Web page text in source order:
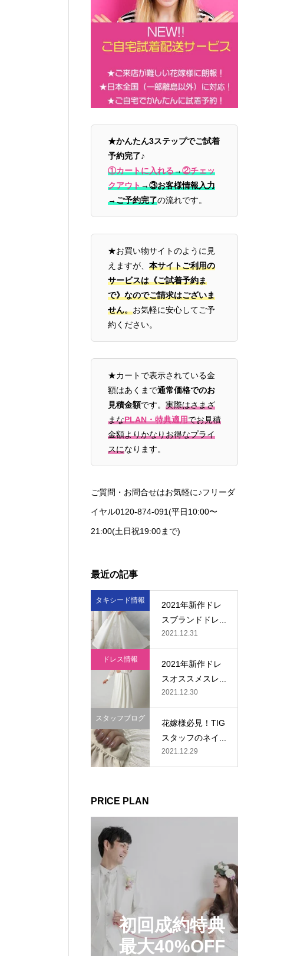
★かんたん3ステップでご試着
予約完了♪
①カートに入れる→②チェッ
クアウト→③お客様情報入力
→ご予約完了の流れです。
★お買い物サイトのように見
えますが、 本サイトご利用の
サービスは《ご試着予約ま
で》なのでご請求はございま
せん。お気軽に安心してご予
約ください。
★カートで表示されている金
額はあくまで通常価格でのお
見積金額です。 実際はさまざ
まなPLAN・特典適用でお見積
金額よりかなりお得なプライ
スになります。
ご質問・お問合せはお気軽に♪フリーダ
イヤル0120-874-091(平日10:00〜
21:00(土日祝19:00まで)
最近の記事
2021年新作ドレ
スブランドドレ...
2021.12.31
タキシード情報
2021年新作ドレ
スオススメスレ...
2021.12.30
ドレス情報
花嫁様必見！TIG
スタッフのネイ...
2021.12.29
スタッフブログ
PRICE PLAN
初回成約特典
最大40%OFF